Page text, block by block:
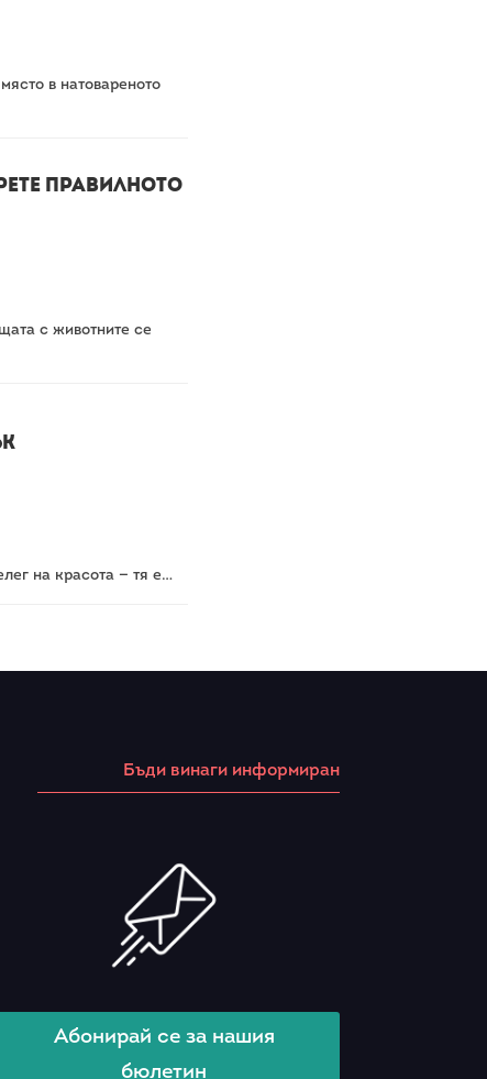
в натовареното
правилното
с животните се
на красота — тя е…
Бъди винаги информиран
Абонирай се за нашия
бюлетин